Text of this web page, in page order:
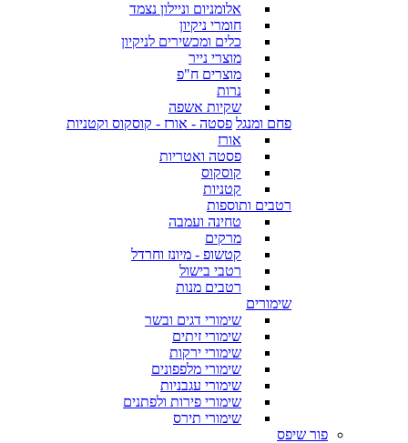
אלומניום וניילון נצמד
חומרי ניקיון
כלים ומכשירים לניקיון
מוצרי נייר
מוצרים ח"פ
נרות
שקיות אשפה
פחם ומנגל פסטה - אורז - קוסקוס וקטניות
אורז
פסטה ואטריות
קוסקוס
קטניות
רטבים ותוספות
טחינה ועמבה
מרקים
קטשופ - מיונז וחרדל
רטבי בישול
רטבים מנות
שימורים
שימורי דגים ובשר
שימורי זיתים
שימורי ירקות
שימורי מלפפונים
שימורי עגבניות
שימורי פירות ולפתנים
שימורי תירס
פור שיפס